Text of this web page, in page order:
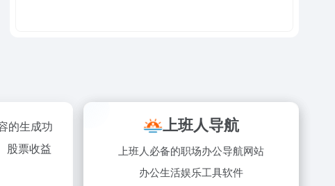
的生成功
股票收益
上班人导航
上班人必备的职场办公导航网站
办公生活娱乐工具软件